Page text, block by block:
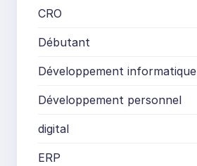
CRO
Débutant
Développement informatique
Développement personnel
digital
ERP